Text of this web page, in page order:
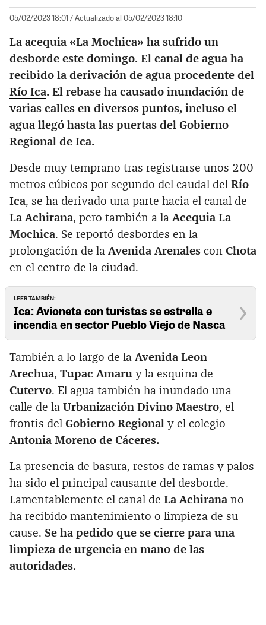
05/02/2023 18:01 / Actualizado al 05/02/2023 18:10
La acequia «La Mochica» ha sufrido un
desborde este domingo. El canal de agua ha
recibido la derivación de agua procedente del
Río Ica. El rebase ha causado inundación de
varias calles en diversos puntos, incluso el
agua llegó hasta las puertas del Gobierno
Regional de Ica.
Desde muy temprano tras registrarse unos 200
metros cúbicos por segundo del caudal del Río
Ica, se ha derivado una parte hacia el canal de
La Achirana, pero también a la Acequia La
Mochica. Se reportó desbordes en la
prolongación de la Avenida Arenales con Chota
en el centro de la ciudad.
LEER TAMBIÉN:
Ica: Avioneta con turistas se estrella e
incendia en sector Pueblo Viejo de Nasca
También a lo largo de la Avenida Leon
Arechua, Tupac Amaru y la esquina de
Cutervo. El agua también ha inundado una
calle de la Urbanización Divino Maestro, el
frontis del Gobierno Regional y el colegio
Antonia Moreno de Cáceres.
La presencia de basura, restos de ramas y palos
ha sido el principal causante del desborde.
Lamentablemente el canal de La Achirana no
ha recibido mantenimiento o limpieza de su
cause. Se ha pedido que se cierre para una
limpieza de urgencia en mano de las
autoridades.